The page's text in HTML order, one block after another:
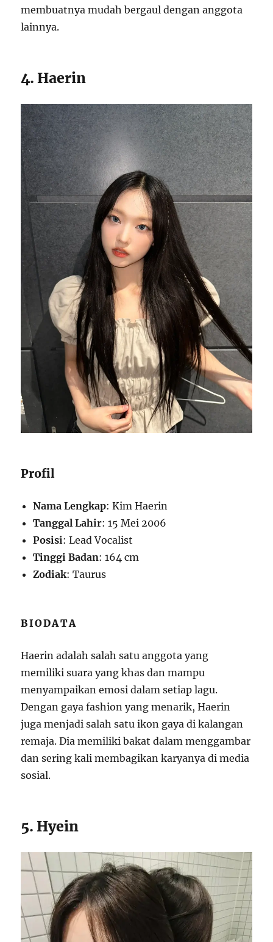
membuatnya mudah bergaul dengan anggota
lainnya.
4. Haerin
Profil
Nama Lengkap: Kim Haerin
Tanggal Lahir: 15 Mei 2006
Posisi: Lead Vocalist
Tinggi Badan: 164 cm
Zodiak: Taurus
BIODATA
Haerin adalah salah satu anggota yang
memiliki suara yang khas dan mampu
menyampaikan emosi dalam setiap lagu.
Dengan gaya fashion yang menarik, Haerin
juga menjadi salah satu ikon gaya di kalangan
remaja. Dia memiliki bakat dalam menggambar
dan sering kali membagikan karyanya di media
sosial.
5. Hyein